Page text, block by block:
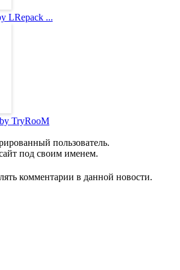
LRepack ...
TryRooM
пользователь.
под своим именем.
комментарии в данной новости.